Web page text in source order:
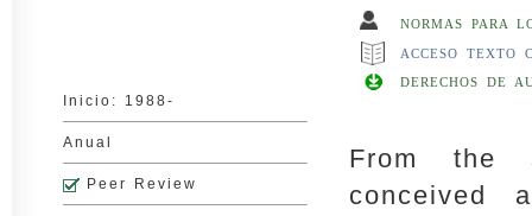
Inicio: 1988-
Anual
Peer Review
NORMAS PARA
ACCESO TEXTO
DERECHOS DE
From the
conceived